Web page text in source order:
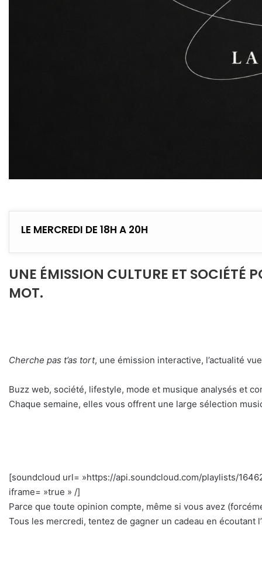
LE MERCREDI DE 18H A 20H
UNE ÉMISSION CULTURE ET SOCIÉTÉ
MOT.
Cherche pas t’as tort, une émission interactive, l’actualité
Buzz web, société, lifestyle, mode et musique analysés et
Chaque semaine, elles vous offrent une large sélection
[soundcloud url= »https://api.soundcloud.com/playlists/
iframe= »true » /]
Parce que toute opinion compte, même si vous avez
Tous les mercredi, tentez de gagner un cadeau en